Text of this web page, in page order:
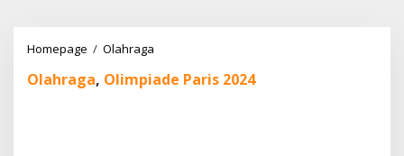
Homepage / Olahraga
2024:
Olahraga, Olimpiade Paris 2024